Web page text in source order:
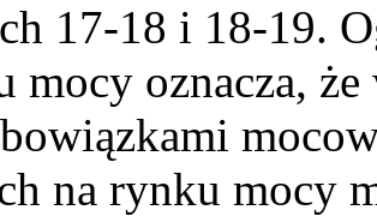
17-18 i 18-19.
mocy oznacza,
na rynku mocy